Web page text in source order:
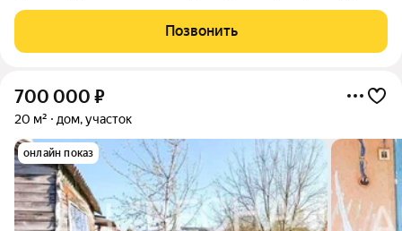
площадью 20 соток облагорожен и имеет огород, плодовые
деревья и кустарники. На участке
Позвонить
700 000 ₽
20 м² дом, участок
онлайн показ